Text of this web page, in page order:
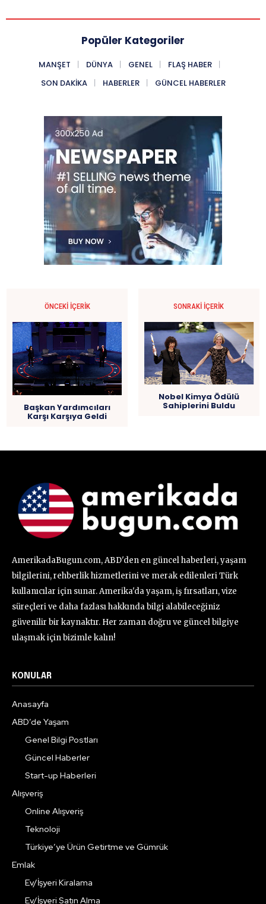
Popüler Kategoriler
MANŞET DÜNYA GENEL
FLAŞ HABER
SON DAKIKA
HABERLER GÜNCEL HABERLER
ÖNCEKI İÇERIK
Başkan Yardımcıları
Karşı Karşıya Geldi
SONRAKI İÇERIK
Nobel Kimya Ödülü
Sahiplerini Buldu
AmerikadaBugun.com, ABD'den en güncel haberleri, yaşam
bilgilerini, rehberlik hizmetlerini ve merak edilenleri Türk
kullanıcılar için sunar. Amerika'da yaşam, iş fırsatları, vize
süreçleri ve daha fazlası hakkında bilgi alabileceğiniz
güvenilir bir kaynaktır. Her zaman doğru ve güncel bilgiye
ulaşmak için bizimle kalın!
KONULAR
Anasayfa
ABD’de Yaşam
Genel Bilgi Postları
Güncel Haberler
Start-up Haberleri
Alışveriş
Online Alışveriş
Teknoloji
Türkiye’ye Ürün Getirtme ve Gümrük
Emlak
Ev/İşyeri Kiralama
Ev/İşyeri Satın Alma